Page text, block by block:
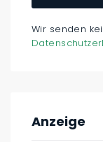
Wir senden
Anzeige